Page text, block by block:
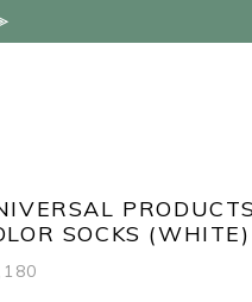
SOCKS (WHITE)